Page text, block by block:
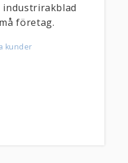
industrirakblad
företag.
kunder